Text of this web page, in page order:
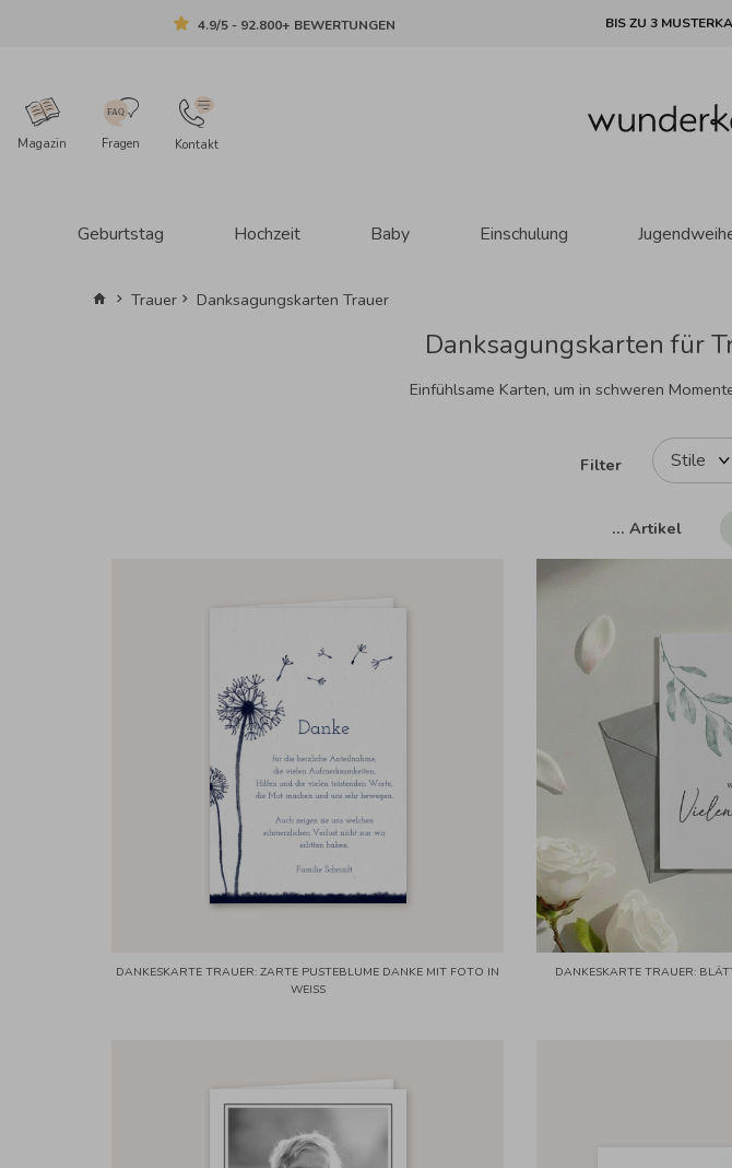
4.9/5 - 92.800+ BEWERTUNGEN BIS ZU 3
Magazin Fragen Kontakt
Geburtstag Hochzeit Baby Einschulung
Trauer Danksagungskarten Trauer
Danksagungskarten für
Einfühlsame Karten, um in schweren
Filter Stile
… Artikel
DANKESKARTE TRAUER: ZARTE PUSTEBLUME DANKE MIT FOTO IN
WEISS
DANKESKARTE TRAUER: